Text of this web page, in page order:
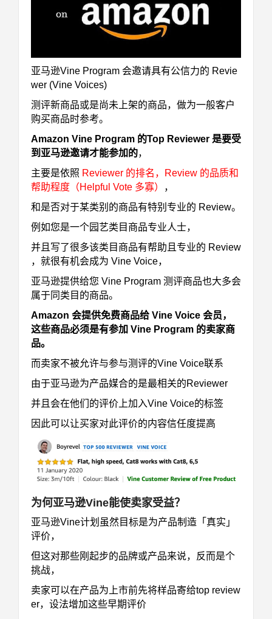
亚马逊Vine Program 会邀请具有公信力的 Revie
wer (Vine Voices)
测评新商品或是尚未上架的商品，做为一般客户
购买商品时参考。
Amazon Vine Program 的Top Reviewer 是要受
到亚马逊邀请才能参加的，
主要是依照 Reviewer 的排名，Review 的品质和
帮助程度（Helpful Vote 多寡）
，
和是否对于某类别的商品有特别专业的 Review。
例如您是一个园艺类目商品专业人士，
并且写了很多该类目商品有帮助且专业的 Review
，就很有机会成为 Vine Voice，
亚马逊提供给您 Vine Program 测评商品也大多会
属于同类目的商品。
Amazon 会提供免费商品给 Vine Voice 会员，
这些商品必须是有参加 Vine Program 的卖家商
品。
而卖家不被允许与参与测评的Vine Voice联系
由于亚马逊为产品媒合的是最相关的Reviewer
并且会在他们的评价上加入Vine Voice的标签
因此可以让买家对此评价的内容信任度提高
为何亚马逊Vine能使卖家受益？
亚马逊Vine计划虽然目标是为产品制造「真实」
评价，
但这对那些刚起步的品牌或产品来说，反而是个
挑战，
卖家可以在产品为上市前先将样品寄给top review
er，设法增加这些早期评价